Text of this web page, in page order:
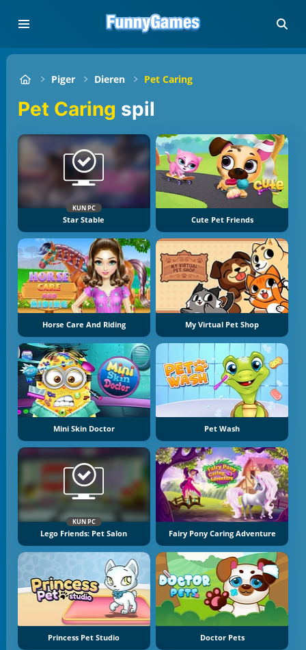
Piger Dieren Pet Caring
Pet Caring spil
KUN PC
Star Stable Cute Pet Friends
Horse Care And Riding My Virtual Pet Shop
Mini Skin Doctor Pet Wash
KUN PC
Lego Friends: Pet Salon Fairy Pony Caring Adventure
Princess Pet Studio Doctor Pets